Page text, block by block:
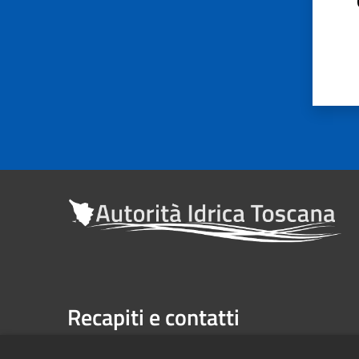
Recapiti e contatti